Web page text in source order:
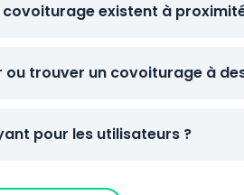
existent à
trouver un covoiturage à
pour les utilisateurs ?